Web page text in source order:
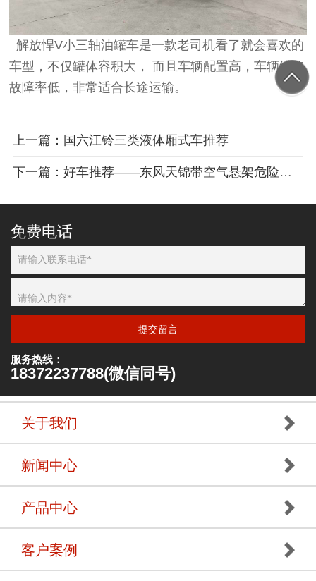
解放悍V小三轴油罐车是一款老司机看了就会喜欢的
车型，不仅罐体容积大， 而且车辆配置高，车辆维修
故障率低，非常适合长途运输。
上一篇：国六江铃三类液体厢式车推荐
下一篇：好车推荐——东风天锦带空气悬架危险品车
免费电话
提交留言
服务热线：
18372237788(微信同号)
关于我们
新闻中心
产品中心
客户案例